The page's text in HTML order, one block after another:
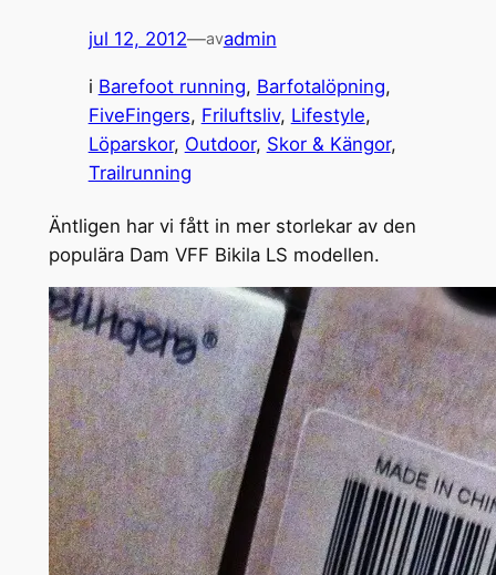
jul 12, 2012—avadmin
i Barefoot running, Barfotalöpning
FiveFingers, Friluftsliv, Lifestyle
Löparskor, Outdoor, Skor & Kängor
Trailrunning
Äntligen har vi fått in mer storlekar av den
populära Dam VFF Bikila LS modellen.